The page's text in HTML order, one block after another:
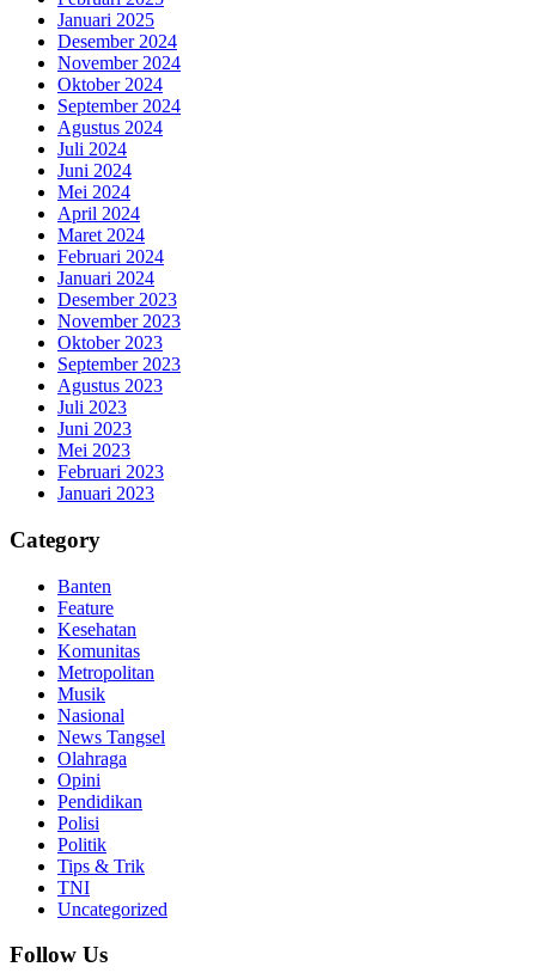
Januari 2025
Desember 2024
November 2024
Oktober 2024
September 2024
Agustus 2024
Juli 2024
Juni 2024
Mei 2024
April 2024
Maret 2024
Februari 2024
Januari 2024
Desember 2023
November 2023
Oktober 2023
September 2023
Agustus 2023
Juli 2023
Juni 2023
Mei 2023
Februari 2023
Januari 2023
Category
Banten
Feature
Kesehatan
Komunitas
Metropolitan
Musik
Nasional
News Tangsel
Olahraga
Opini
Pendidikan
Polisi
Politik
Tips & Trik
TNI
Uncategorized
Follow Us